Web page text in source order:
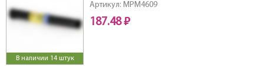
В наличии 14 штук
Артикул: MPM4609
187.48 ₽